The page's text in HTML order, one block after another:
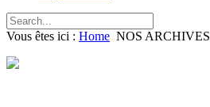
Vous êtes ici : Home NOS ARCHIVES